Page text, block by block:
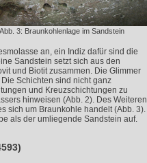
Abb. 3: Braunkohlenlage im Sandstein
an, ein Indiz dafür sind die
Sandstein setzt sich aus den
und Biotit zusammen. Die Glimmer
Schichten sind nicht ganz
und Kreuzschichtungen zu
hinweisen (Abb. 2). Des Weiteren
sich um Braunkohle handelt (Abb. 3).
als der umliegende Sandstein auf.